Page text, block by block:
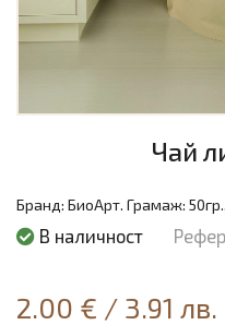
Чай
Бранд: БиоАрт. Грамаж: 50гр..
В наличност
2.00 € / 3.91 лв.